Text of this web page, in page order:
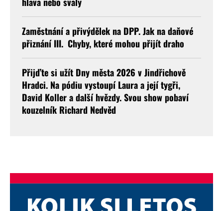
Zaměstnání a přivýdělek na DPP. Jak na daňové
přiznání III. Chyby, které mohou přijít draho
Přijďte si užít Dny města 2026 v Jindřichově
Hradci. Na pódiu vystoupí Laura a její tygři,
David Koller a další hvězdy. Svou show pobaví
kouzelník Richard Nedvěd